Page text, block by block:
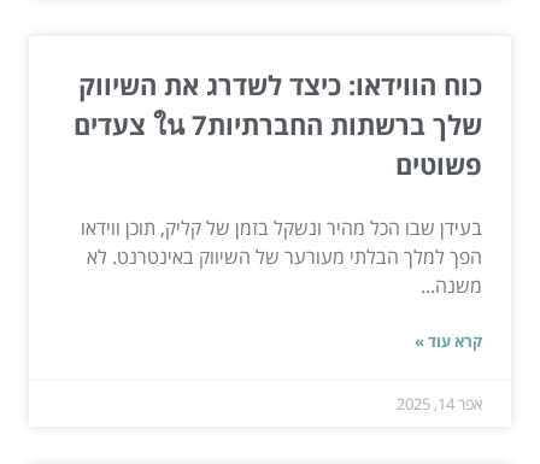
כוח הווידאו: כיצד לשדרג את השיווק
שלך ברשתות החברתיותใน 7 צעדים
פשוטים
בעידן שבו הכל מהיר ונשקל בזמן של קליק, תוכן ווידאו
הפך למלך הבלתי מעורער של השיווק באינטרנט. לא
משנה...
קרא עוד »
אפר 14, 2025